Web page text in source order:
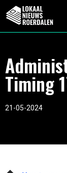
Timing
21-05-2024